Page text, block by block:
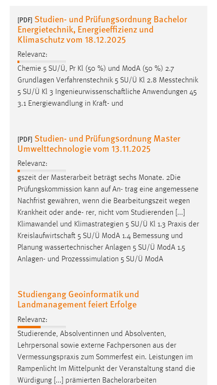
[PDF] Studien- und Prüfungsordnung Bachelor
Energietechnik, Energieeffizienz und
Klimaschutz vom 18.12.2025
Relevanz:
Chemie 5 SU/Ü, Pr Kl (50 %) und ModA (50 %) 2.7
Grundlagen Verfahrenstechnik 5 SU/Ü Kl 2.8 Messtechnik
5 SU/Ü Kl 3 Ingenieurwissenschaftliche Anwendungen 45
3.1 Energiewandlung in Kraft- und
[PDF] Studien- und Prüfungsordnung Master
Umwelttechnologie vom 13.11.2025
Relevanz:
gszeit der Masterarbeit beträgt sechs Monate. 2Die
Prüfungskommission kann auf An- trag eine angemessene
Nachfrist gewähren, wenn die Bearbeitungszeit wegen
Krankheit oder ande- rer, nicht vom Studierenden [...]
Klimawandel und Klimastrategien 5 SU/Ü Kl 1.3 Praxis der
Kreislaufwirtschaft 5 SU/Ü ModA 1.4 Bemessung und
Planung wassertechnischer Anlagen 5 SU/Ü ModA 1.5
Anlagen- und Prozesssimulation 5 SU/Ü ModA
Studiengang Geoinformatik und
Landmanagement feiert Erfolge
Relevanz:
Studierende, Absolventinnen und Absolventen,
Lehrpersonal sowie externe Fachpersonen aus der
Vermessungspraxis zum Sommerfest ein. Leistungen im
Rampenlicht Im Mittelpunkt der Veranstaltung stand die
Würdigung [...] prämierten Bachelorarbeiten
Performance
Name:
staticfilecache
Zweck:
Für performante Seitenauslieferung wird in diesem Cookie
gespeichert, ob man eingeloggt ist.
Sprachpräferenz
Name:
site-language-preference
Zweck:
Das Cookie speichert die gewählte Sprache der Website.
Cookie Laufzeit:
30 Tage
Chat
Zweck:
Wird benötigt um die Chatfunktion nutzen zu können.
Cookie Laufzeit:
MibewSessionID, mibew-chat-frame-style-
5e9dbeb1811c0446 = Sitzungslaufzeit, mibew_locale = 3
Jahre, MIBEW_UserID = 1 Jahr